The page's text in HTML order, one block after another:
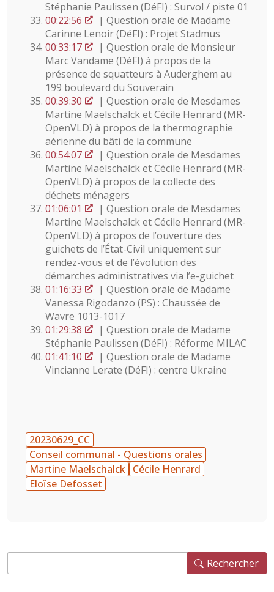
Stéphanie Paulissen (DéFI) : Survol / piste 01
00:22:56
| Question orale de Madame
Carinne Lenoir (DéFI) : Projet Stadmus
00:33:17
| Question orale de Monsieur
Marc Vandame (DéFI) à propos de la
présence de squatteurs à Auderghem au
199 boulevard du Souverain
00:39:30
| Question orale de Mesdames
Martine Maelschalck et Cécile Henrard (MR-
OpenVLD) à propos de la thermographie
aérienne du bâti de la commune
00:54:07
| Question orale de Mesdames
Martine Maelschalck et Cécile Henrard (MR-
OpenVLD) à propos de la collecte des
déchets ménagers
01:06:01
| Question orale de Mesdames
Martine Maelschalck et Cécile Henrard (MR-
OpenVLD) à propos de l’ouverture des
guichets de l’État-Civil uniquement sur
rendez-vous et de l’évolution des
démarches administratives via l’e-guichet
01:16:33
| Question orale de Madame
Vanessa Rigodanzo (PS) : Chaussée de
Wavre 1013-1017
01:29:38
| Question orale de Madame
Stéphanie Paulissen (DéFI) : Réforme MILAC
01:41:10
| Question orale de Madame
Vincianne Lerate (DéFI) : centre Ukraine
20230629_CC
Conseil communal - Questions orales
Martine Maelschalck Cécile Henrard
Eloïse Defosset
Rechercher